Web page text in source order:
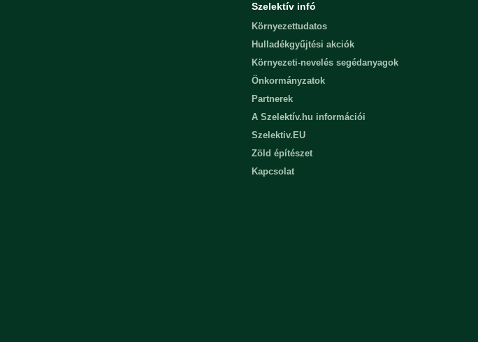
Szelektív infó
Környezettudatos
Hulladékgyűjtési akciók
Környezeti-nevelés segédanyagok
Önkormányzatok
Partnerek
A Szelektív.hu információi
Szelektiv.EU
Zöld építészet
Kapcsolat